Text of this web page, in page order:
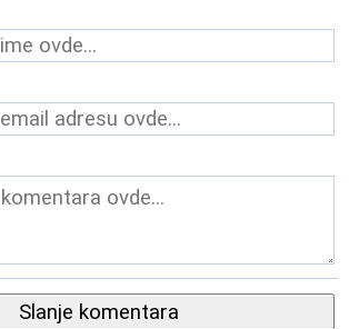
Slanje komentara